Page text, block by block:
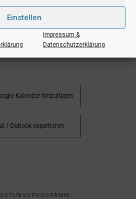
Einstellen
Impressum &
Datenschutzerklärung
Kalender hinzufügen
/ Outlook exportieren